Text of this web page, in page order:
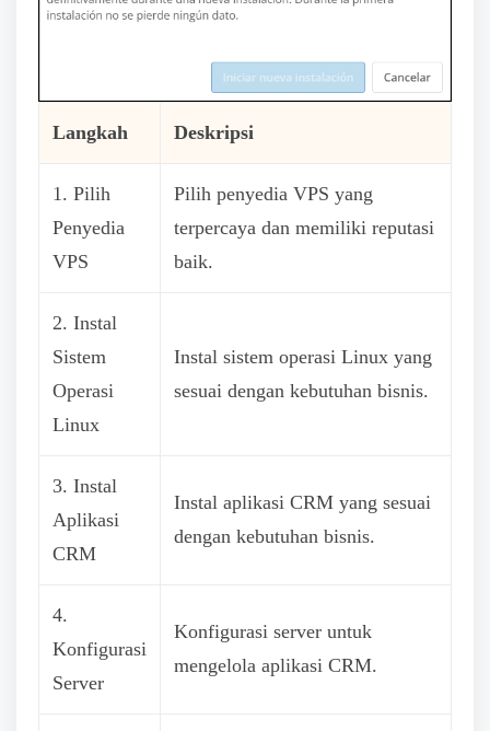
Langkah Deskripsi
1. Pilih
Penyedia
VPS
Pilih penyedia VPS yang
terpercaya dan memiliki reputasi
baik.
2. Instal
Sistem
Operasi
Linux
Instal sistem operasi Linux yang
sesuai dengan kebutuhan bisnis.
3. Instal
Aplikasi
CRM
Instal aplikasi CRM yang sesuai
dengan kebutuhan bisnis.
4.
Konfigurasi
Server
Konfigurasi server untuk
mengelola aplikasi CRM.